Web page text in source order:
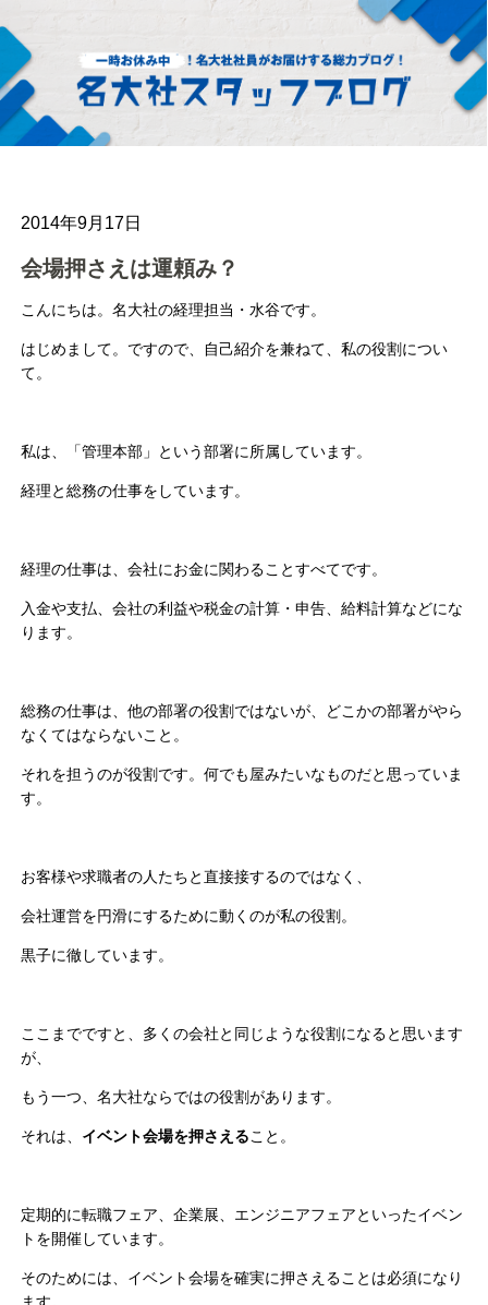
2014年9月17日
会場押さえは運頼み？
こんにちは。名大社の経理担当・水谷です。
はじめまして。ですので、自己紹介を兼ねて、私の役割につい
て。
私は、「管理本部」という部署に所属しています。
経理と総務の仕事をしています。
経理の仕事は、会社にお金に関わることすべてです。
入金や支払、会社の利益や税金の計算・申告、給料計算などにな
ります。
総務の仕事は、他の部署の役割ではないが、どこかの部署がやら
なくてはならないこと。
それを担うのが役割です。何でも屋みたいなものだと思っていま
す。
お客様や求職者の人たちと直接接するのではなく、
会社運営を円滑にするために動くのが私の役割。
黒子に徹しています。
ここまでですと、多くの会社と同じような役割になると思います
が、
もう一つ、名大社ならではの役割があります。
それは、 イベント会場を押さえること。
定期的に転職フェア、企業展、エンジニアフェアといったイベン
トを開催しています。
そのためには、イベント会場を確実に押さえることは必須になり